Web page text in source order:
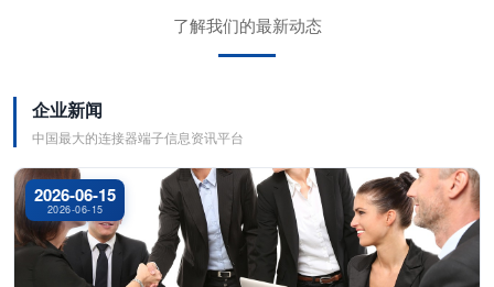
了解我们的最新动态
企业新闻
中国最大的连接器端子信息资讯平台
2026-06-15
2026-06-15